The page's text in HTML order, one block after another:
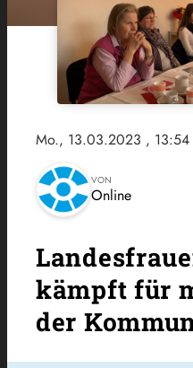
Mo., 13.03.2023 , 13:54
VON
Online
kämpft für
der